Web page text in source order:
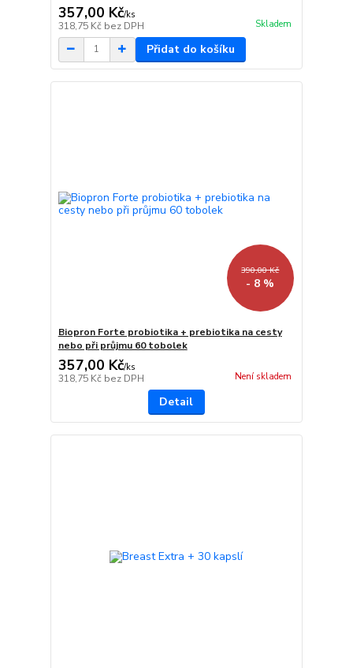
357,00 Kč/ks
318,75 Kč bez DPH Skladem
Přidat do košíku
390,00 Kč
- 8 %
Biopron Forte probiotika + prebiotika na cesty
nebo při průjmu 60 tobolek
357,00 Kč/ks
318,75 Kč bez DPH Není skladem
Detail